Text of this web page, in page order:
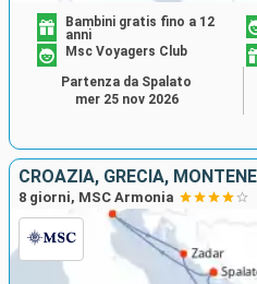
Bambini gratis fino a 12
anni
Msc Voyagers Club
Partenza da Spalato
mer 25 nov 2026
CROAZIA, GRECIA,
8 giorni, MSC Armonia